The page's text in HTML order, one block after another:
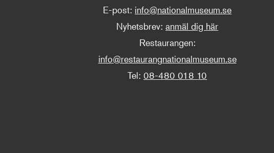
E-post: info@nationalmuseum.se
Nyhetsbrev:anmäl dig här
Restaurangen:
info@restaurangnationalmuseum.se
Tel: 08-480 018 10